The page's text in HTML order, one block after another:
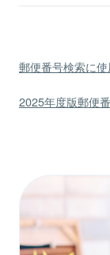
郵便番号検索に
2025年度版郵便